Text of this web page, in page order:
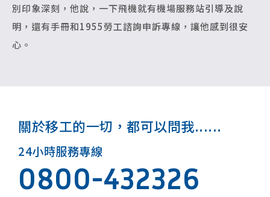
別印象深刻，他說，一下飛機就有機場服務站引導及說
明，還有手冊和1955勞工諮詢申訴專線，讓他感到很安
心。
關於移工的一切，都可以問我......
24小時服務專線
0800-432326